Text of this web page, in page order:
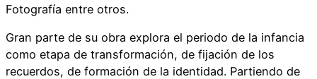
Fotografía entre otros.
Gran parte de su obra explora el periodo de la infancia
como etapa de transformación, de fijación de los
recuerdos, de formación de la identidad. Partiendo de